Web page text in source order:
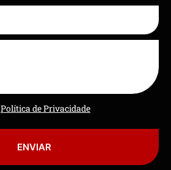
Política de Privacidade
ENVIAR